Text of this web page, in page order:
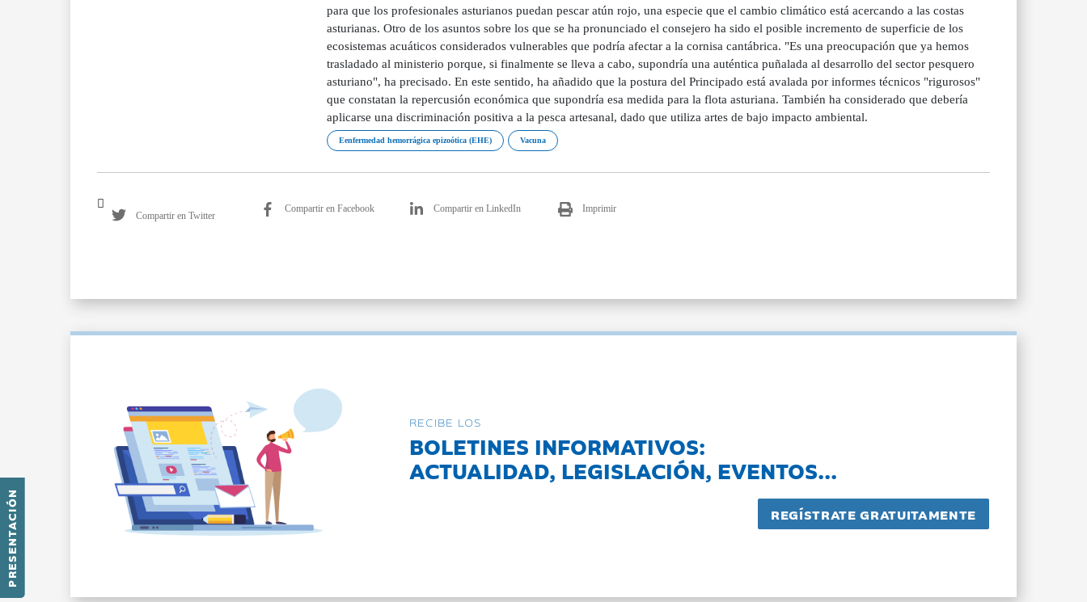
PRESENTACIÓN
para que los profesionales asturianos puedan pescar atún rojo, una especie que el cambio climático está acercando a las costas
asturianas. Otro de los asuntos sobre los que se ha pronunciado el consejero ha sido el posible incremento de superficie de los
ecosistemas acuáticos considerados vulnerables que podría afectar a la cornisa cantábrica. "Es una preocupación que ya hemos
trasladado al ministerio porque, si finalmente se lleva a cabo, supondría una auténtica puñalada al desarrollo del sector pesquero
asturiano", ha precisado. En este sentido, ha añadido que la postura del Principado está avalada por informes técnicos "rigurosos"
que constatan la repercusión económica que supondría esa medida para la flota asturiana. También ha considerado que debería
aplicarse una discriminación positiva a la pesca artesanal, dado que utiliza artes de bajo impacto ambiental.
Eenfermedad hemorrágica epizoótica (EHE) Vacuna
Compartir en Twitter
Compartir en Facebook Compartir en LinkedIn Imprimir
RECIBE LOS
BOLETINES INFORMATIVOS:
ACTUALIDAD, LEGISLACIÓN, EVENTOS...